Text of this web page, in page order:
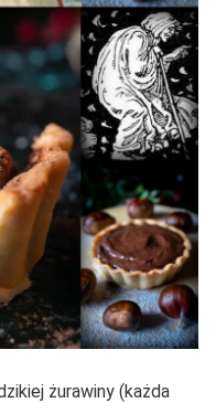
żurawiny (każda